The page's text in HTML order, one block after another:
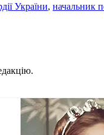
України, начальник